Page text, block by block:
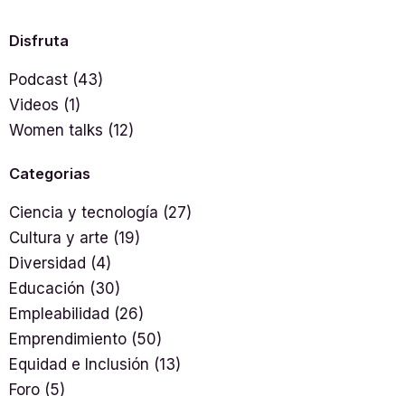
Disfruta
Podcast (43)
Videos (1)
Women talks (12)
Categorias
Ciencia y tecnología (27)
Cultura y arte (19)
Diversidad (4)
Educación (30)
Empleabilidad (26)
Emprendimiento (50)
Equidad e Inclusión (13)
Foro (5)